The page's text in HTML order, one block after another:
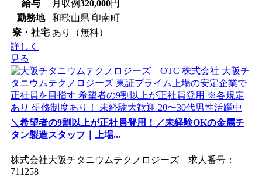
給与
月収例320,000円
勤務地
和歌山県 印南町
寮・社宅 あり（無料）
詳しく
見る
＼希望者の9割以上が正社員登用！／未経験OKの金属チ
タン製造スタッフ｜上場...
株式会社大阪チタニウムテクノロジーズ 求人番号：
711258